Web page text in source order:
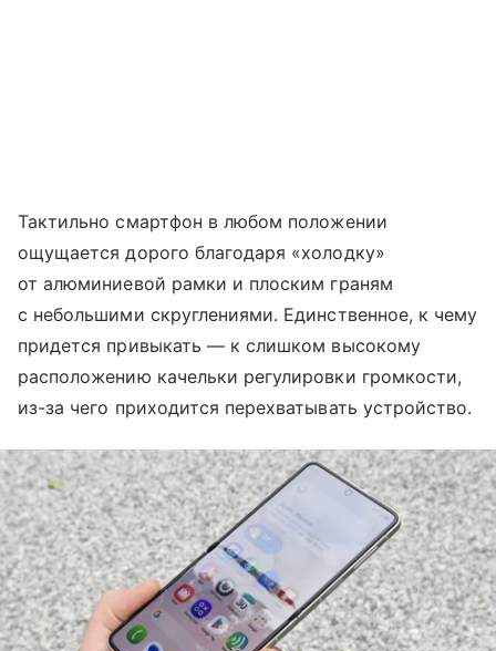
Тактильно смартфон в любом положении
ощущается дорого благодаря «холодку»
от алюминиевой рамки и плоским граням
с небольшими скруглениями. Единственное, к чему
придется привыкать — к слишком высокому
расположению качельки регулировки громкости,
из-за чего приходится перехватывать устройство.